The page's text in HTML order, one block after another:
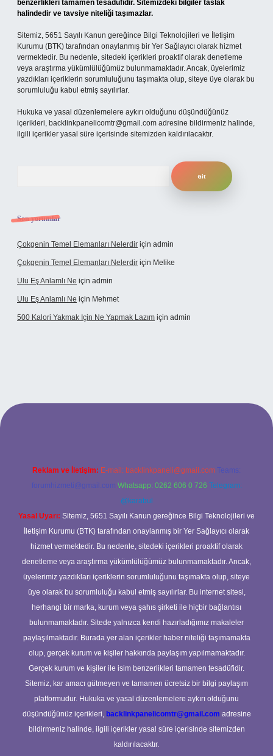
benzerlikleri tamamen tesadüfidir. Sitemizdeki bilgiler taslak
halindedir ve tavsiye niteliği taşımazlar.
Sitemiz, 5651 Sayılı Kanun gereğince Bilgi Teknolojileri ve İletişim
Kurumu (BTK) tarafından onaylanmış bir Yer Sağlayıcı olarak hizmet
vermektedir. Bu nedenle, sitedeki içerikleri proaktif olarak denetleme
veya araştırma yükümlülüğümüz bulunmamaktadır. Ancak, üyelerimiz
yazdıkları içeriklerin sorumluluğunu taşımakta olup, siteye üye olarak bu
sorumluluğu kabul etmiş sayılırlar.
Hukuka ve yasal düzenlemelere aykırı olduğunu düşündüğünüz
içerikleri, backlinkpanelicomtr@gmail.com adresine bildirmeniz halinde,
ilgili içerikler yasal süre içerisinde sitemizden kaldırılacaktır.
Son yorumlar
Çokgenin Temel Elemanları Nelerdir için admin
Çokgenin Temel Elemanları Nelerdir için Melike
Ulu Eş Anlamlı Ne için admin
Ulu Eş Anlamlı Ne için Mehmet
500 Kalori Yakmak Için Ne Yapmak Lazım için admin
giriş adresi
Reklam ve İletişim: E-mail: backlinkpaneli@gmail.com Teams:
forumhizmeti@gmail.com Whatsapp: 0262 606 0 726 Telegram:
@karabul
Yasal Uyarı: Sitemiz, 5651 Sayılı Kanun gereğince Bilgi Teknolojileri ve
İletişim Kurumu (BTK) tarafından onaylanmış bir Yer Sağlayıcı olarak
hizmet vermektedir. Bu nedenle, sitedeki içerikleri proaktif olarak
denetleme veya araştırma yükümlülüğümüz bulunmamaktadır. Ancak,
üyelerimiz yazdıkları içeriklerin sorumluluğunu taşımakta olup, siteye
üye olarak bu sorumluluğu kabul etmiş sayılırlar. Bu internet sitesi,
herhangi bir marka, kurum veya şahıs şirketi ile hiçbir bağlantısı
bulunmamaktadır. Sitede yalnızca kendi hazırladığımız makaleler
paylaşılmaktadır. Burada yer alan içerikler haber niteliği taşımamakta
olup, gerçek kurum ve kişiler hakkında paylaşım yapılmamaktadır.
Gerçek kurum ve kişiler ile isim benzerlikleri tamamen tesadüfidir.
Sitemiz, kar amacı gütmeyen ve tamamen ücretsiz bir bilgi paylaşım
platformudur. Hukuka ve yasal düzenlemelere aykırı olduğunu
düşündüğünüz içerikleri, backlinkpanelicomtr@gmail.com adresine
bildirmeniz halinde, ilgili içerikler yasal süre içerisinde sitemizden
kaldırılacaktır.